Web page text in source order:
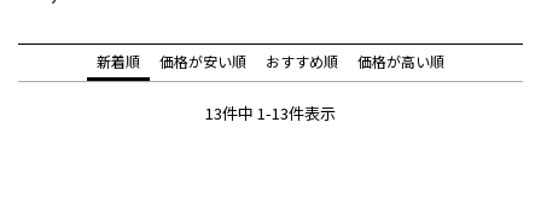
新着順 価格が安い順 おすすめ順 価格が高い順
13件中 1-13件表示